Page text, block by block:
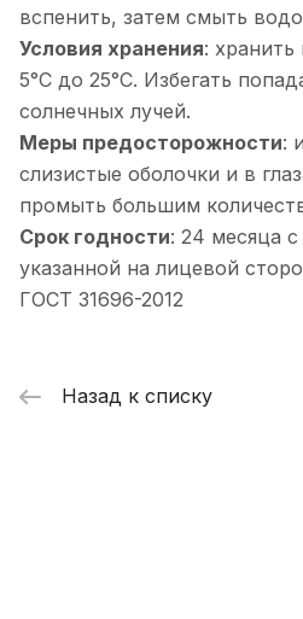
вспенить, затем смыть
Условия хранения: хранить
5°С до 25°С. Избегать
солнечных лучей.
Меры предосторожности:
слизистые оболочки и в
промыть большим
Срок годности: 24 месяца
указанной на лицевой
ГОСТ 31696-2012
Назад к списку